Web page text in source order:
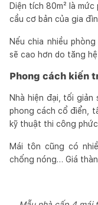
Diện tích 80m² là
cầu cơ bản của gia
Nếu chia nhiều
sẽ cao hơn do tăng
Phong cách kiến
Nhà hiện đại, tối giản
phong cách cổ điển,
kỹ thuật thi công
Mái tôn cũng có
chống nóng… Giá